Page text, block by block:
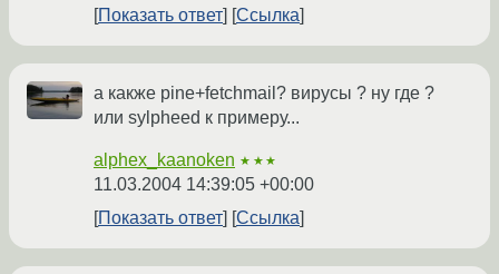
Показать ответ
Ссылка
а какже pine+fetchmail? вирусы ? ну где ?
или sylpheed к примеру...
alphex_kaanoken ★★★
11.03.2004 14:39:05 +00:00
Показать ответ
Ссылка